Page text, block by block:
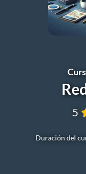
Duración del
5